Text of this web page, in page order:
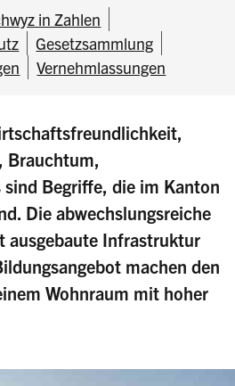
in Zahlen
Gesetzsammlung
Vernehmlassungen
Brauchtum,
Begriffe, die im Kanton
Die abwechslungsreiche
ausgebaute Infrastruktur
machen den
Wohnraum mit hoher